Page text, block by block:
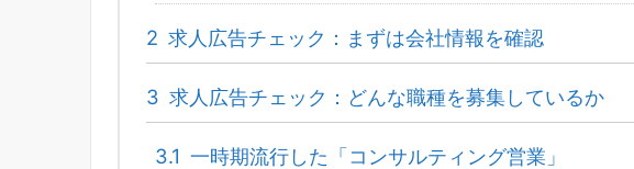
2 求人広告チェック：まずは会社情報を確認
3 求人広告チェック：どんな職種を募集しているか
3.1 一時期流行した「コンサルティング営業」